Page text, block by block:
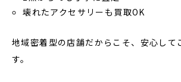
壊れたアクセサリーも買取OK
地域密着型の店舗だからこそ、安心して
す。